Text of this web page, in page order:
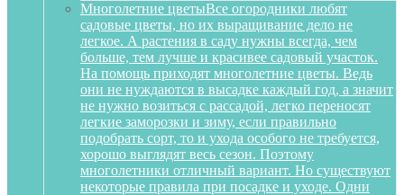
Многолетние цветыВсе огородники любят
садовые цветы, но их выращивание дело не
легкое. А растения в саду нужны всегда, чем
больше, тем лучше и красивее садовый участок.
На помощь приходят многолетние цветы. Ведь
они не нуждаются в высадке каждый год, а значит
не нужно возиться с рассадой, легко переносят
легкие заморозки и зиму, если правильно
подобрать сорт, то и ухода особого не требуется,
хорошо выглядят весь сезон. Поэтому
многолетники отличный вариант. Но существуют
некоторые правила при посадке и уходе. Одни